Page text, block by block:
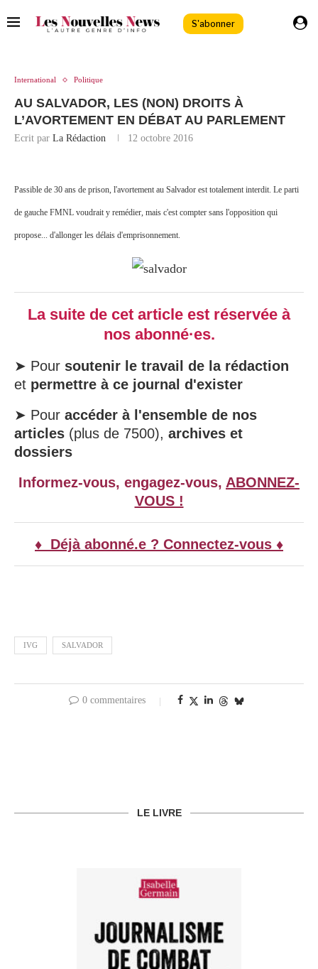
S'abonner
International Politique
AU SALVADOR, LES (NON) DROITS À
L’AVORTEMENT EN DÉBAT AU PARLEMENT
Ecrit par La Rédaction 12 octobre 2016
Passible de 30 ans de prison, l'avortement au Salvador est totalement interdit. Le parti
de gauche FMNL voudrait y remédier, mais c'est compter sans l'opposition qui
propose... d'allonger les délais d'emprisonnement.
La suite de cet article est réservée à
nos abonné·es.
➤ Pour soutenir le travail de la rédaction
et permettre à ce journal d'exister
➤ Pour accéder à l'ensemble de nos
articles (plus de 7500), archives et
dossiers
Informez-vous, engagez-vous, ABONNEZ-
VOUS !
♦ Déjà abonné.e ? Connectez-vous ♦
IVG SALVADOR
0 commentaires
LE LIVRE